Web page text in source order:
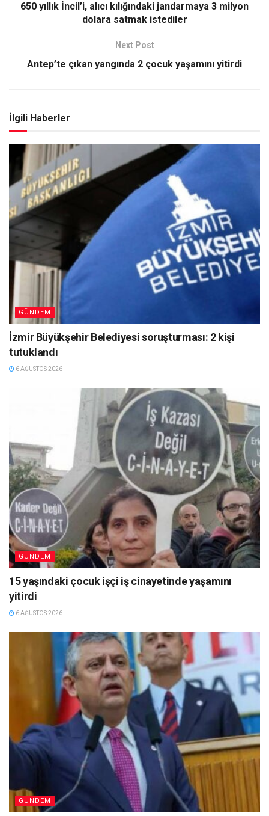
650 yıllık İncil’i, alıcı kılığındaki jandarmaya 3 milyon
dolara satmak istediler
Next Post
Antep’te çıkan yangında 2 çocuk yaşamını yitirdi
İlgili Haberler
GÜNDEM
İzmir Büyükşehir Belediyesi soruşturması: 2 kişi
tutuklandı
6 AĞUSTOS 2026
GÜNDEM
15 yaşındaki çocuk işçi iş cinayetinde yaşamını
yitirdi
6 AĞUSTOS 2026
GÜNDEM